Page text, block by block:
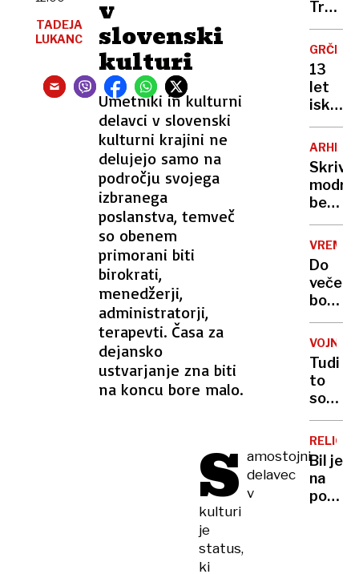
v
slovenski
kulturi
Umetniki in kulturni
delavci v slovenski
kulturni krajini ne
delujejo samo na
področju svojega
izbranega
poslanstva, temveč
so obenem
primorani biti
birokrati,
menedžerji,
administratorji,
terapevti. Časa za
dejansko
ustvarjanje zna biti
na koncu bore malo.
TADEJA
LUKANC
S amostojni
delavec
v
kulturi
je
status,
ki
delno
Trump
porušil
krilo,
pa
ne
dovoli
plesne
GRČIJA
13
let
pod
odkrili
nemški
čoln
iz 2.
vojne
belih
grških
hiš:
razlog
vas
bo
VREME
Do
večera
bodo
od
severa
začele
plohe
in
VOJNA
Tudi
to
so
Rusija
pred
valom
Bil je
na
poti